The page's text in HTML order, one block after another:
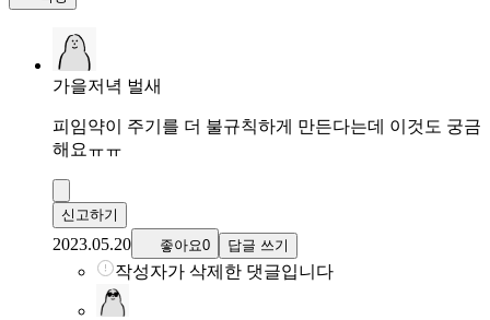
가을저녁 벌새
피임약이 주기를 더 불규칙하게 만든다는데 이것도 궁금
해요ㅠㅠ
신고하기
2023.05.20 좋아요0 답글 쓰기
작성자가 삭제한 댓글입니다